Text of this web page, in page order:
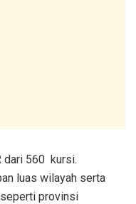
dari 560 kursi.
luas wilayah serta
seperti provinsi